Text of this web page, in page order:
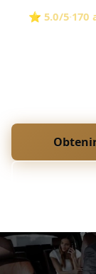
⭐ 5.0/5·170
Annulation